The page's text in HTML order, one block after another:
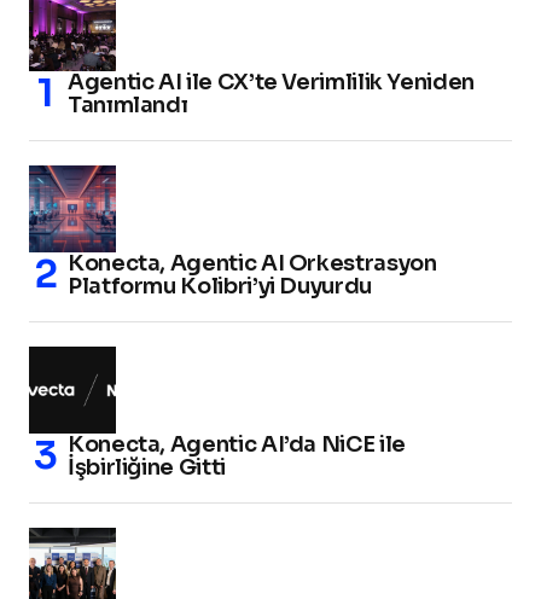
Agentic AI ile CX’te Verimlilik Yeniden
Tanımlandı
Konecta, Agentic AI Orkestrasyon
Platformu Kolibri’yi Duyurdu
Konecta, Agentic AI’da NiCE ile
İşbirliğine Gitti